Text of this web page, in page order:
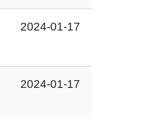
2024-01-17
2024-01-17